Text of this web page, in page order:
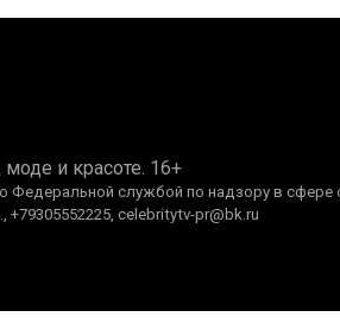
и красоте. 16+
Федеральной службой по надзору в
celebritytv-pr@bk.ru